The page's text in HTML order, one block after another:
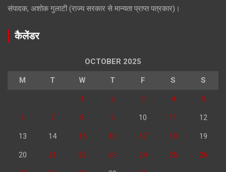
संपादक, अशोक गुलाटी (राज्य सरकार से मान्यता प्राप्त पत्रकार)।
कैलेंडर
OCTOBER 2025
M T W T F S S
1 2 3 4 5
6 7 8 9 10 11 12
13 14 15 16 17 18 19
20 21 22 23 24 25 26